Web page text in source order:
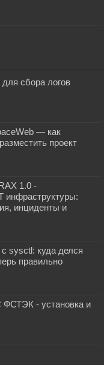
сбора логов
— как
проект
1.0 -
инфраструктуры:
инциденты и
sysctl: куда делся
правильно
- установка и